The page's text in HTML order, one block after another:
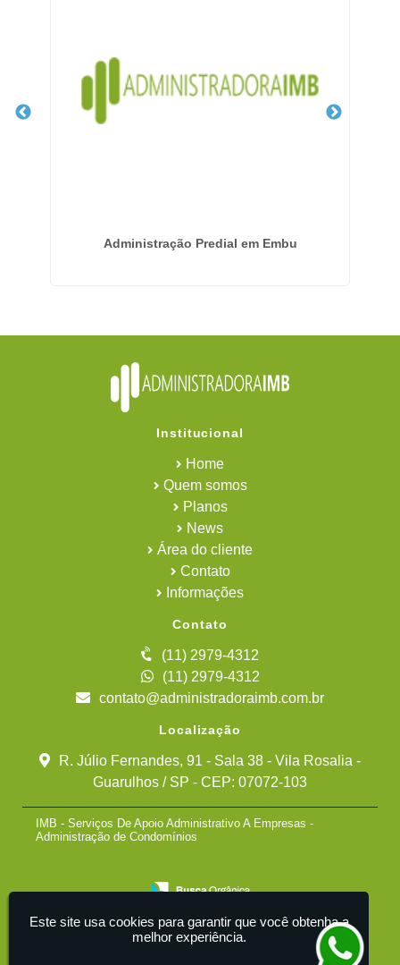
Administração Predial em Embu
Institucional
Home
Quem somos
Planos
News
Área do cliente
Contato
Informações
Contato
(11) 2979-4312
(11) 2979-4312
contato@administradoraimb.com.br
Localização
R. Júlio Fernandes, 91 - Sala 38 - Vila Rosalia -
Guarulhos / SP - CEP: 07072-103
IMB - Serviços De Apoio Administrativo A Empresas -
Administração de Condomínios
Este site usa cookies para garantir que você obtenha a
melhor experiência.